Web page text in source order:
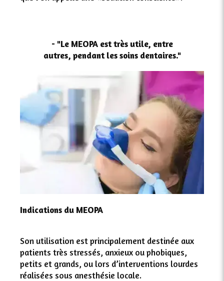
- "Le MEOPA est très utile, entre
autres, pendant les soins dentaires."
Indications du MEOPA
Son utilisation est principalement destinée aux
patients très stressés, anxieux ou phobiques,
petits et grands, ou lors d’interventions lourdes
réalisées sous anesthésie locale.